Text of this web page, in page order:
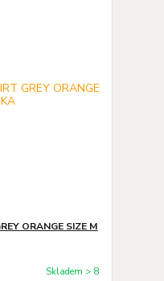
ORANGE SIZE M
Skladem > 8